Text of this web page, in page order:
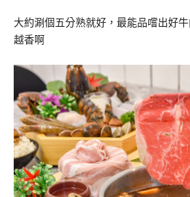
大約涮個五分熟就好，最能品嚐出好
越香啊